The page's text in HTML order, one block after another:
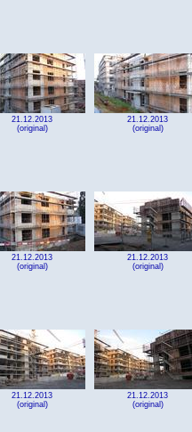
21.12.2013
(original)
21.12.2013
(original)
21.12.2013
(original)
21.12.2013
(original)
21.12.2013
(original)
21.12.2013
(original)